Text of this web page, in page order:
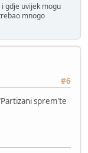
gdje uvijek mogu
mnogo
#6
sprem'te